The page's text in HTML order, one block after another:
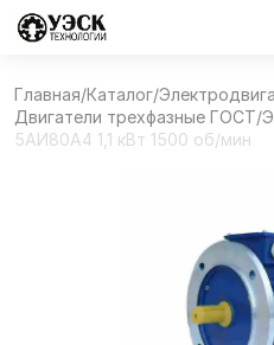
Главная/Каталог/
Двигатели трехфазные ГОСТ/
5АИ80А4 1,1 кВт 1500 об/мин